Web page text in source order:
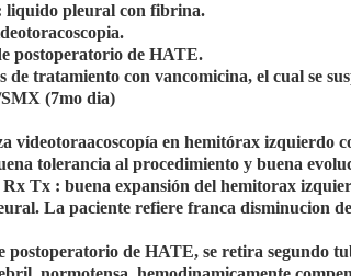
liquido pleural con fibrina.
postoperatorio de HATE.
de tratamiento con vancomicina, el cual se
(7mo dia)
videotoraacoscopía en hemitórax izquierdo
tolerancia al procedimiento y buena
Rx Tx : buena expansión del hemitorax
La paciente refiere franca disminucion
postoperatorio de HATE, se retira segundo